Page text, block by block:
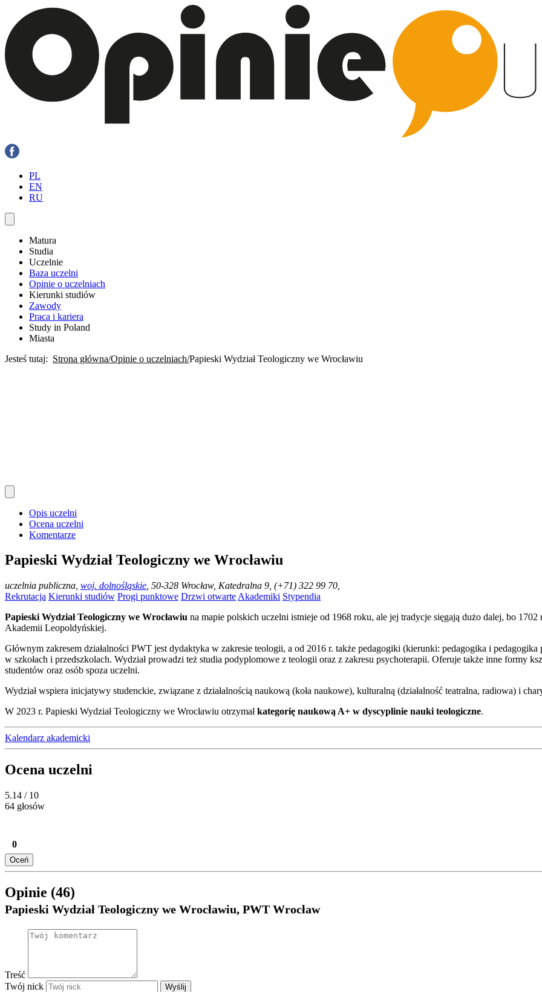
PL
EN
RU
Matura
Studia
Uczelnie
Baza uczelni
Opinie o uczelniach
Kierunki studiów
Zawody
Praca i kariera
Study in Poland
Miasta
Jesteś tutaj: Strona główna Opinie o uczelniach Papieski Wydział Teologiczny we Wrocławiu
Opis uczelni
Ocena uczelni
Komentarze
Papieski Wydział Teologiczny we Wrocławiu
uczelnia publiczna woj. dolnośląskie , 50-328 Wrocław, Katedralna 9, (+71) 322 99 70,
Rekrutacja Kierunki studiów Progi punktowe Drzwi otwarte Akademiki Stypendia
Papieski Wydział Teologiczny we Wrocławiu na mapie polskich uczelni istnieje od 1968 roku, ale jej tradycje sięgają dużo dalej, bo
Akademii Leopoldyńskiej.
Głównym zakresem działalności PWT jest dydaktyka w zakresie teologii, a od 2016 r. także pedagogiki (kierunki: pedagogika i
w szkołach i przedszkolach. Wydział prowadzi też studia podyplomowe z teologii oraz z zakresu psychoterapii. Oferuje także inne formy
studentów oraz osób spoza uczelni.
Wydział wspiera inicjatywy studenckie, związane z działalnością naukową (koła naukowe), kulturalną (działalność teatralna, radiowa) i
W 2023 r. Papieski Wydział Teologiczny we Wrocławiu otrzymałkategorię naukową A+ w dyscyplinie nauki teologiczne.
Kalendarz akademicki
Ocena uczelni
5.14 / 10
64 głosów
0
Oceń
Opinie (46)
Papieski Wydział Teologiczny we Wrocławiu, PWT Wrocław
Treść
Twój nick
Wyślij